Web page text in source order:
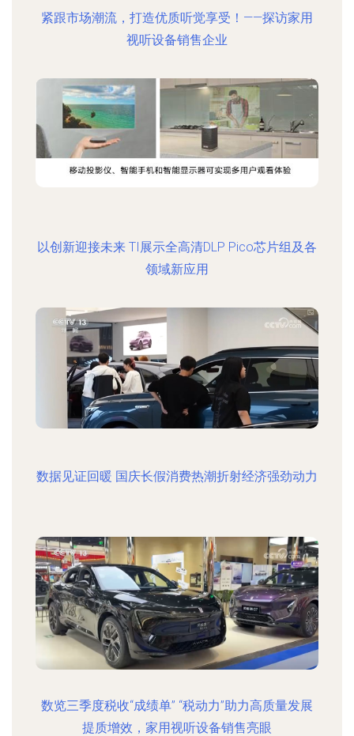
紧跟市场潮流，打造优质听觉享受！——探访家用
视听设备销售企业
以创新迎接未来 TI展示全高清DLP Pico芯片组及各
领域新应用
数据见证回暖 国庆长假消费热潮折射经济强劲动力
数览三季度税收“成绩单” “税动力”助力高质量发展
提质增效，家用视听设备销售亮眼